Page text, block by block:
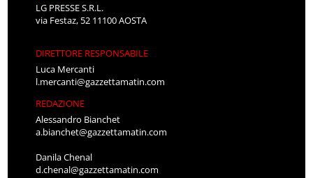
LG PRESSE S.R.L.
via Festaz, 52 11100 AOSTA
DIRETTORE RESPONSABILE
Luca Mercanti
l.mercanti@gazzettamatin.com
REDAZIONE
Alessandro Bianchet
a.bianchet@gazzettamatin.com
Danila Chenal
d.chenal@gazzettamatin.com